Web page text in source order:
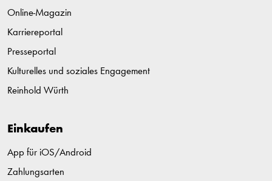
Online-Magazin
Karriereportal
Presseportal
Kulturelles und soziales Engagement
Reinhold Würth
Einkaufen
App für iOS/Android
Zahlungsarten